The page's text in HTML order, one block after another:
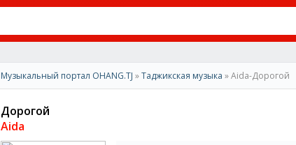
Музыкальный портал OHANG.TJ »Таджикская музыка » Aida-Дорогой
Дорогой
Aida